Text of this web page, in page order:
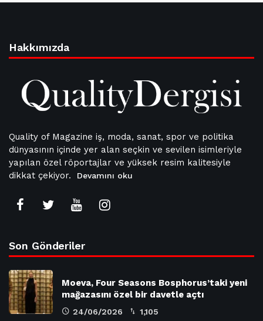
Hakkımızda
Quality of Magazine iş, moda, sanat, spor ve politika
dünyasının içinde yer alan seçkin ve sevilen isimleriyle
yapılan özel röportajlar ve yüksek resim kalitesiyle
dikkat çekiyor.
Devamını oku
Son Gönderiler
Moeva, Four Seasons Bosphorus’taki yeni
mağazasını özel bir davetle açtı
24/06/2026 1,105